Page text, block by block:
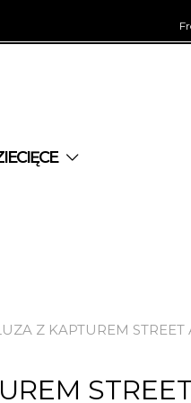
Z KAPTUREM